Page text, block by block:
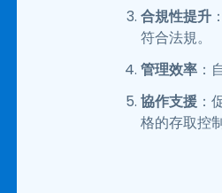
合規性提升
符合法規。
管理效率 ：
協作支援 ：
格的存取控制